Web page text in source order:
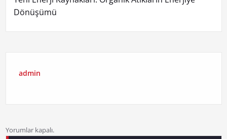
Dönüşümü
admin
Yorumlar kapalı.